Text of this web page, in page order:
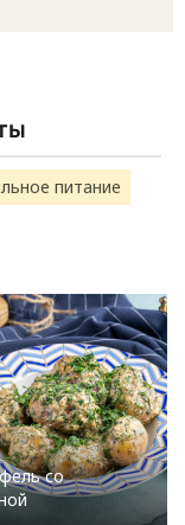
питание
со